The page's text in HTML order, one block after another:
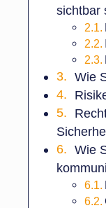
sichtbar
Wie
Wie